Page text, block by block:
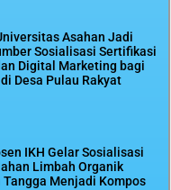
Asahan Jadi
Sosialisasi Sertifikasi
Digital Marketing bagi
Desa Pulau Rakyat
IKH Gelar Sosialisasi
Limbah Organik
Tangga Menjadi Kompos